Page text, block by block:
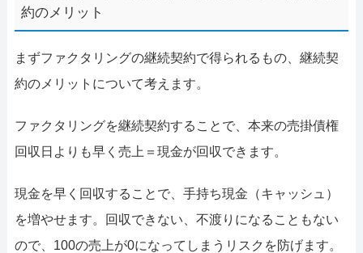
約のメリット
まずファクタリングの継続契約で得られるもの、継続契
約のメリットについて考えます。
ファクタリングを継続契約することで、本来の売掛債権
回収日よりも早く売上＝現金が回収できます。
現金を早く回収することで、手持ち現金（キャッシュ）
を増やせます。回収できない、不渡りになることもない
ので、100の売上が0になってしまうリスクを防げます。